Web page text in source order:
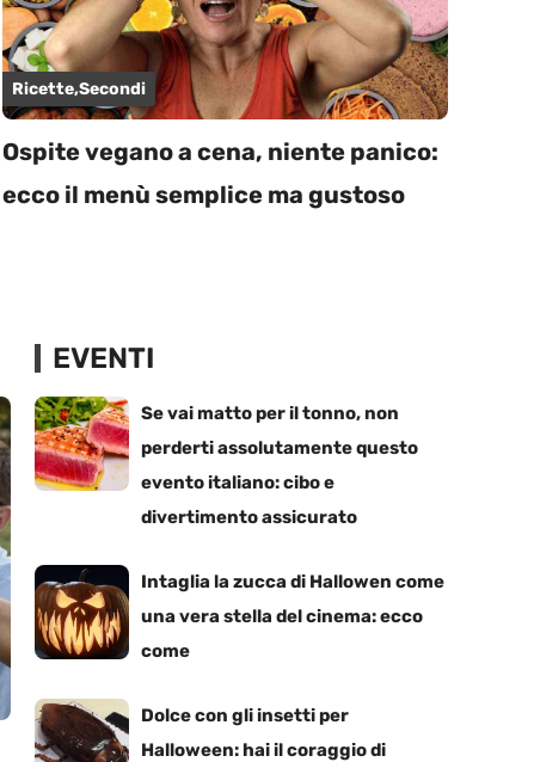
Ricette,Secondi
Ospite vegano a cena, niente panico:
ecco il menù semplice ma gustoso
EVENTI
Se vai matto per il tonno, non
perderti assolutamente questo
evento italiano: cibo e
divertimento assicurato
Intaglia la zucca di Hallowen come
una vera stella del cinema: ecco
come
Dolce con gli insetti per
Halloween: hai il coraggio di